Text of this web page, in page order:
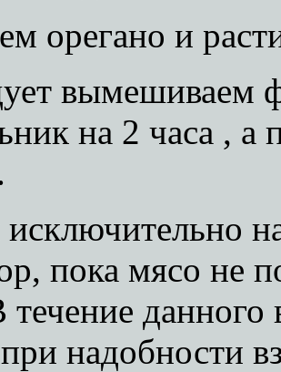
орегано и
вымешиваем
на 2 часа , а
пока мясо не
данного
надобности